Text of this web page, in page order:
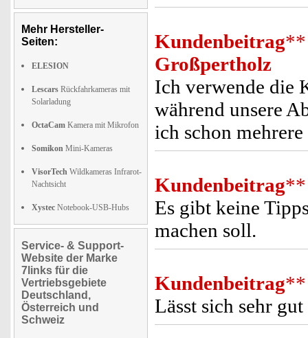
Mehr Hersteller-
Seiten:
ELESION
Lescars Rückfahrkameras mit
Solarladung
OctaCam Kamera mit Mikrofon
Somikon Mini-Kameras
VisorTech Wildkameras Infrarot-
Nachtsicht
Xystec Notebook-USB-Hubs
Service- & Support-
Website der Marke
7links für die
Vertriebsgebiete
Deutschland,
Österreich und
Schweiz
Kundenbeitrag**
Großpertholz
Ich verwende die
während unsere
ich schon
Kundenbeitrag**
Es gibt keine
machen soll.
Kundenbeitrag**
Lässt sich sehr